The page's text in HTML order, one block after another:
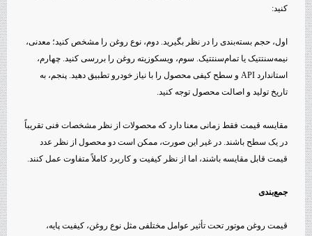
کنید:
اول، حجم بسته‌بندی را در نظر بگیرید. دوم، نوع روغن را مشخص کنید؛ معدنی،
نیمه‌سنتتیک یا تمام‌سنتتیک. سوم، ویسکوزیته روغن را بررسی کنید. چهارم،
استاندارد API و سطح کیفی محصول را با نیاز خودرو تطبیق دهید. پنجم، به
تاریخ تولید و اصالت محصول توجه کنید.
مقایسه قیمت فقط زمانی معنا دارد که محصولات از نظر مشخصات فنی تقریباً
در یک سطح باشند. در غیر این صورت، ممکن است دو محصول از نظر عدد
قیمت قابل مقایسه باشند، اما از نظر کیفیت و کاربرد کاملاً متفاوت عمل کنند.
جمع‌بندی
قیمت روغن موتور تحت تأثیر عوامل مختلفی مثل نوع روغن، کیفیت پایه،